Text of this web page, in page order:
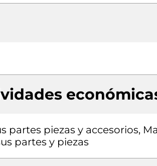
partes piezas y accesorios,
partes y piezas